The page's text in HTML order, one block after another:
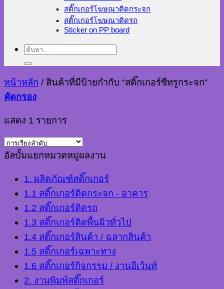
สติ๊กเกอร์โฆษณาติดกระจก
สติ๊กเกอร์โฆษณาติดรถ
Sticker on PP board
ค้นหา:
หน้าหลัก / สินค้าที่มีป้ายกำกับ “สติ๊กเกอร์ซีทรูกระจก”
คัดกรอง
แสดง 1 รายการ
อัลบั้มแยกหมวดหมู่ผลงาน
1. ผลิตภัณฑ์สติ๊กเกอร์
1.1 สติ๊กเกอร์ติดกระจก - อาคาร
1.2 สติ๊กเกอร์ติดรถ
1.3 สติ๊กเกอร์ติดพื้นผิวทั่วไป
1.4 สติ๊กเกอร์สินค้า / ฉลากสินค้า
1.5 สติ๊กเกอร์เฉพาะทาง
1.6 สติ๊กเกอร์กิจกรรม / งานอีเว้นท์
2. งานพิมพ์สติ๊กเกอร์